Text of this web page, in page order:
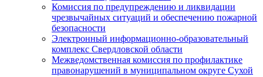
Комиссия по предупреждению и ликвидации
чрезвычайных ситуаций и обеспечению пожарной
безопасности
Электронный информационно-образовательный
комплекс Cвердловской области
Межведомственная комиссия по профилактике
правонарушений в муниципальном округе Сухой